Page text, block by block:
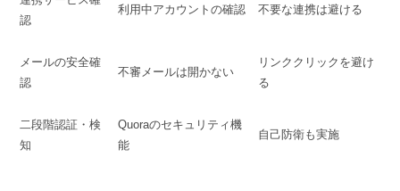
認
利用中アカウントの確認 不要な連携は避ける
メールの安全確
認
不審メールは開かない
リンククリックを避け
る
二段階認証・検
知
Quoraのセキュリティ機
能
自己防衛も実施